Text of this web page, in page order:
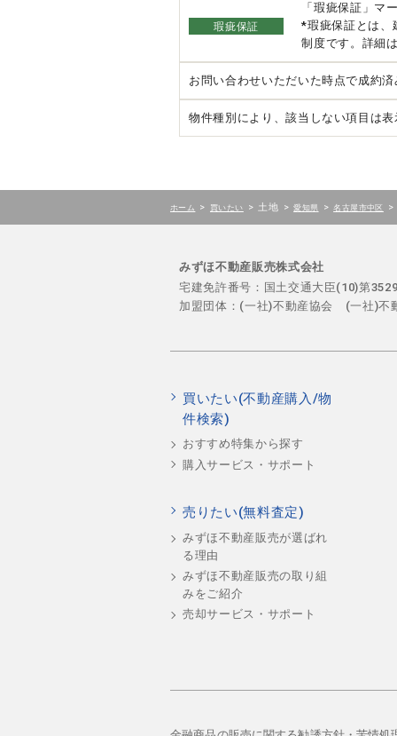
瑕疵保証
「瑕疵保証」マ
*瑕疵保証とは、
制度です。詳細
お問い合わせいただいた時点で成約
物件種別により、該当しない項目は
ホーム > 買いたい > 土地 > 愛知県 > 名古屋市中区 >
みずほ不動産販売株式会社
宅建免許番号：国土交通大臣(10)第
加盟団体：(一社)不動産協会 (一社)
買いたい(不動産購入/物
件検索)
おすすめ特集から探す
購入サービス・サポート
売りたい(無料査定)
みずほ不動産販売が選ばれ
る理由
みずほ不動産販売の取り組
みをご紹介
売却サービス・サポート